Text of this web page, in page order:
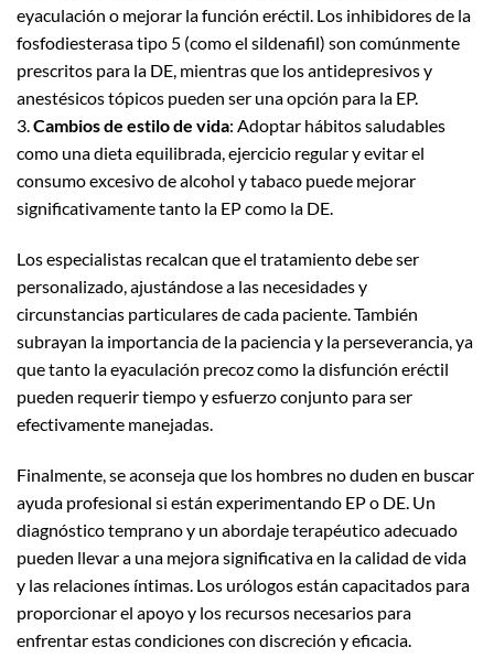
eyaculación o mejorar la función eréctil. Los inhibidores de la
fosfodiesterasa tipo 5 (como el sildenafil) son comúnmente
prescritos para la DE, mientras que los antidepresivos y
anestésicos tópicos pueden ser una opción para la EP.
3.Cambios de estilo de vida: Adoptar hábitos saludables
como una dieta equilibrada, ejercicio regular y evitar el
consumo excesivo de alcohol y tabaco puede mejorar
significativamente tanto la EP como la DE.
Los especialistas recalcan que el tratamiento debe ser
personalizado, ajustándose a las necesidades y
circunstancias particulares de cada paciente. También
subrayan la importancia de la paciencia y la perseverancia, ya
que tanto la eyaculación precoz como la disfunción eréctil
pueden requerir tiempo y esfuerzo conjunto para ser
efectivamente manejadas.
Finalmente, se aconseja que los hombres no duden en buscar
ayuda profesional si están experimentando EP o DE. Un
diagnóstico temprano y un abordaje terapéutico adecuado
pueden llevar a una mejora significativa en la calidad de vida
y las relaciones íntimas. Los urólogos están capacitados para
proporcionar el apoyo y los recursos necesarios para
enfrentar estas condiciones con discreción y eficacia.